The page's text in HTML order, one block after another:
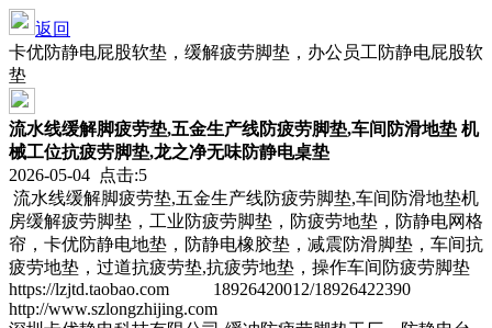
返回
卡优防静电屁股软垫，缓解疲劳脚垫，办公员工防静电屁股软
垫
流水线缓解脚疲劳垫,五金生产线防疲劳脚垫,车间防滑地垫 机
械工位抗疲劳脚垫,龙之净无味防静电桌垫
2026-05-04 点击:5
流水线缓解脚疲劳垫,五金生产线防疲劳脚垫,车间防滑地垫机
房缓解疲劳脚垫，工业防疲劳脚垫，防疲劳地垫，防静电网格
帘，卡优防静电地垫，防静电橡胶垫，减震防滑脚垫，车间抗
疲劳地垫，过道抗疲劳垫,抗疲劳地垫，操作车间防疲劳脚垫
https://lzjtd.taobao.com 18926420012/18926422390
http://www.szlongzhijing.com